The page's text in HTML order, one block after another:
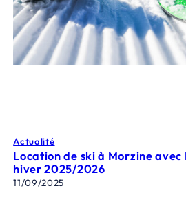
Actualité
Location de ski à Morzine
hiver 2025/2026
11/09/2025